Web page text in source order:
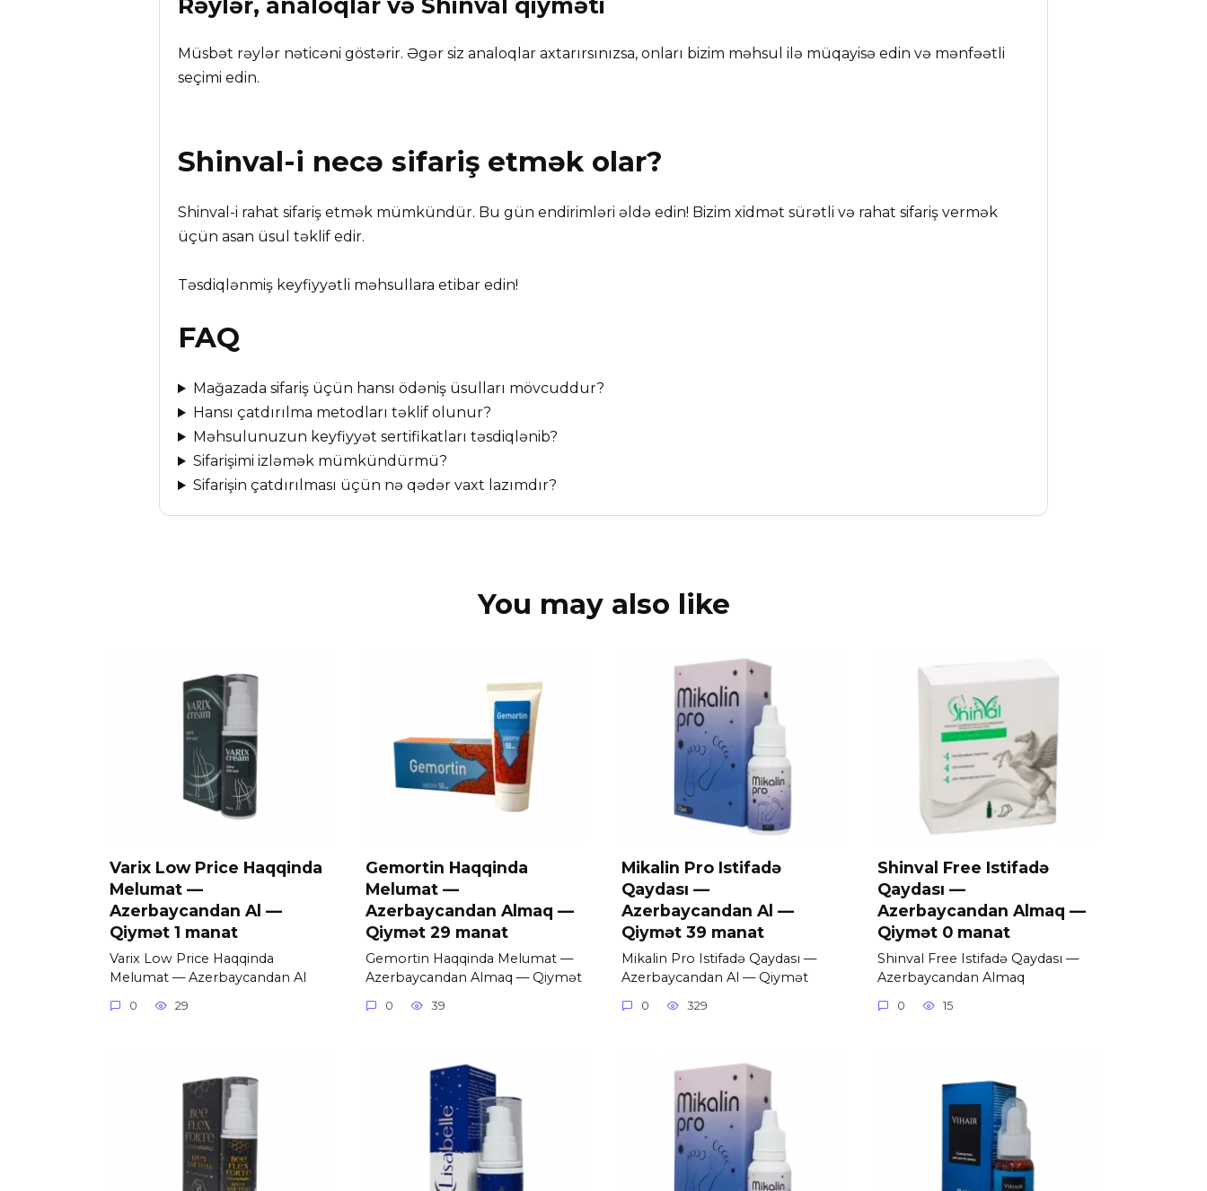
Müsbət rəylər nəticəni göstərir. Əgər siz analoqlar axtarırsınızsa, onları bizim məhsul ilə müqayisə edin və mənfəətli
seçimi edin.
Shinval-i necə sifariş etmək olar?
Shinval-i rahat sifariş etmək mümkündür. Bu gün endirimləri əldə edin! Bizim xidmət sürətli və rahat sifariş vermək
üçün asan üsul təklif edir.
Təsdiqlənmiş keyfiyyətli məhsullara etibar edin!
FAQ
Mağazada sifariş üçün hansı ödəniş üsulları mövcuddur?
Hansı çatdırılma metodları təklif olunur?
Məhsulunuzun keyfiyyət sertifikatları təsdiqlənib?
Sifarişimi izləmək mümkündürmü?
Sifarişin çatdırılması üçün nə qədər vaxt lazımdır?
You may also like
Varix Low Price Haqqinda
Melumat —
Azerbaycandan Al —
Qiymət 1 manat
Varix Low Price Haqqinda
Melumat — Azerbaycandan Al
0 29
Gemortin Haqqinda
Melumat —
Azerbaycandan Almaq —
Qiymət 29 manat
Gemortin Haqqinda Melumat —
Azerbaycandan Almaq — Qiymət
0 39
Mikalin Pro Istifadə
Qaydası —
Azerbaycandan Al —
Qiymət 39 manat
Mikalin Pro Istifadə Qaydası —
Azerbaycandan Al — Qiymət
0 329
Shinval Free Istifadə
Qaydası —
Azerbaycandan Almaq —
Qiymət 0 manat
Shinval Free Istifadə Qaydası —
Azerbaycandan Almaq
0 15